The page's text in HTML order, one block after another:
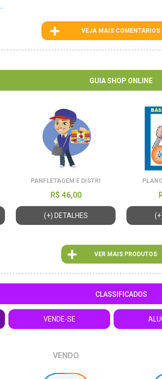
VEJA MAIS COMENTÁRIOS
GUIA SHOP ONLINE
PANFLETAGEM E DISTRI
R$ 46,00
(+) DETALHES
VER MAIS PRODUTOS
CLASSIFICADOS
VENDE-SE
VENDO